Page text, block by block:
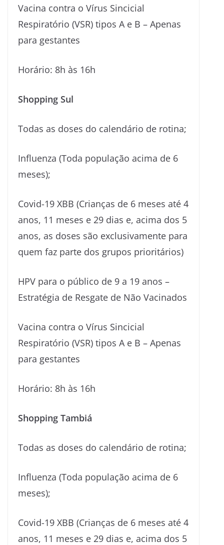
Vacina contra o Vírus Sincicial
Respiratório (VSR) tipos A e B – Apenas
para gestantes
Horário: 8h às 16h
Shopping Sul
Todas as doses do calendário de rotina;
Influenza (Toda população acima de 6
meses);
Covid-19 XBB (Crianças de 6 meses até 4
anos, 11 meses e 29 dias e, acima dos 5
anos, as doses são exclusivamente para
quem faz parte dos grupos prioritários)
HPV para o público de 9 a 19 anos –
Estratégia de Resgate de Não Vacinados
Vacina contra o Vírus Sincicial
Respiratório (VSR) tipos A e B – Apenas
para gestantes
Horário: 8h às 16h
Shopping Tambiá
Todas as doses do calendário de rotina;
Influenza (Toda população acima de 6
meses);
Covid-19 XBB (Crianças de 6 meses até 4
anos, 11 meses e 29 dias e, acima dos 5